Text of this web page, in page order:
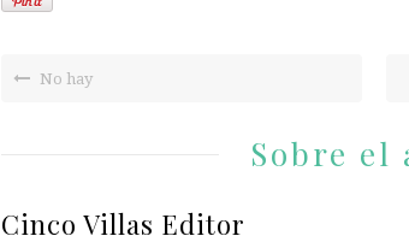
No hay
Sobre el
Cinco Villas Editor